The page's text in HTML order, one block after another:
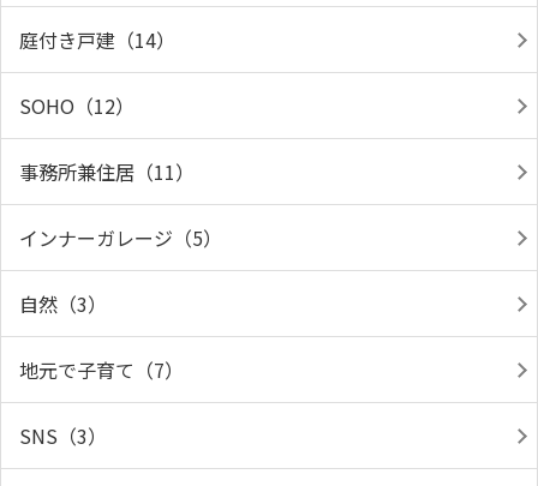
庭付き戸建（14）
SOHO（12）
事務所兼住居（11）
インナーガレージ（5）
自然（3）
地元で子育て（7）
SNS（3）